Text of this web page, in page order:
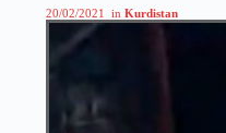
20/02/2021 in Kurdistan